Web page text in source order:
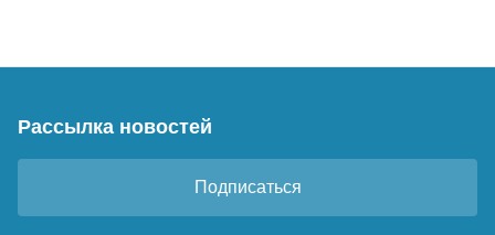
Рассылка новостей
Подписаться